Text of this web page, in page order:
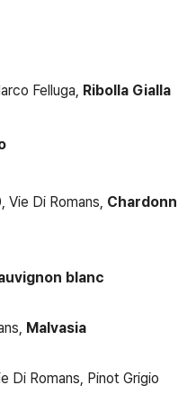
Felluga, Ribolla Gialla
Vie Di Romans, Chardonn
blanc
Malvasia
Di Romans, Pinot Grigio